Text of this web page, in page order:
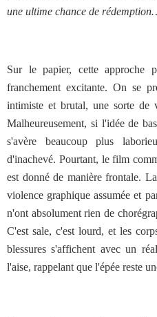
une ultime chance de
Sur le papier, cette approche
franchement excitante. On se
intimiste et brutal, une sorte de
Malheureusement, si l'idée de
s'avère beaucoup plus
d'inachevé. Pourtant, le film
est donné de manière frontale.
violence graphique assumée et
n'ont absolument rien de
C'est sale, c'est lourd, et les
blessures s'affichent avec un
l'aise, rappelant que l'épée reste